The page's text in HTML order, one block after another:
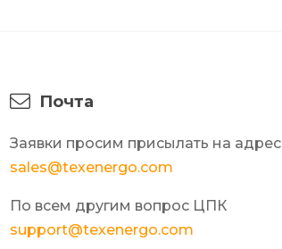
Почта
Заявки просим присылать на адрес
sales@texenergo.com
По всем другим вопрос ЦПК
support@texenergo.com